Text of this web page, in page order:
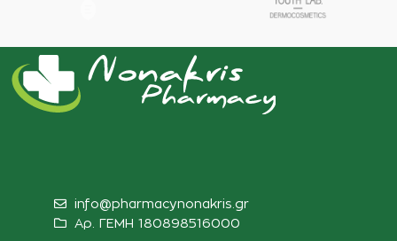
info@pharmacynonakris.gr
Αρ. ΓΕΜΗ 180898516000‬